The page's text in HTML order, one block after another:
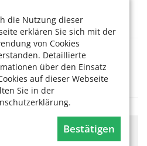
die Nutzung dieser
erklären Sie sich mit der
von Cookies
Detaillierte
über den Einsatz
auf dieser Webseite
Sie in der
Bestätigen
und Schnitte“
11-17 Uhr
Ostasiatische Kunst
mit der wir uns
Cookie-Meldung.